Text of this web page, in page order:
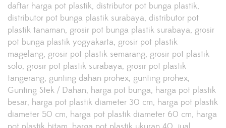
daftar harga pot plastik distributor pot bunga plastik
distributor pot bunga plastik surabaya distributor pot
plastik tanaman grosir pot bunga plastik surabaya grosir
pot bunga plastik yogyakarta grosir pot plastik
magelang grosir pot plastik semarang grosir pot plastik
solo grosir pot plastik surabaya grosir pot plastik
tangerang gunting dahan prohex gunting prohex
Gunting Stek / Dahan harga pot bunga harga pot plastik
besar harga pot plastik diameter 30 cm harga pot plastik
diameter 50 cm harga pot plastik diameter 60 cm harga